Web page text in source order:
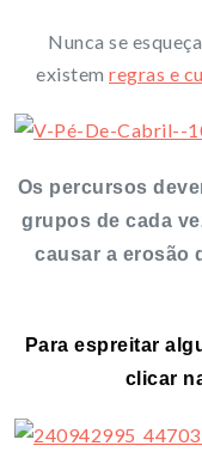
Nunca se
existem regras e
Os percursos
grupos de cada
causar a erosão
Para espreitar
clicar